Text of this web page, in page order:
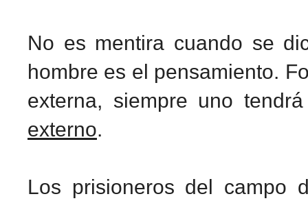
No es mentira cuando se
hombre es el pensamiento.
externa, siempre uno
externo.
Los prisioneros del campo